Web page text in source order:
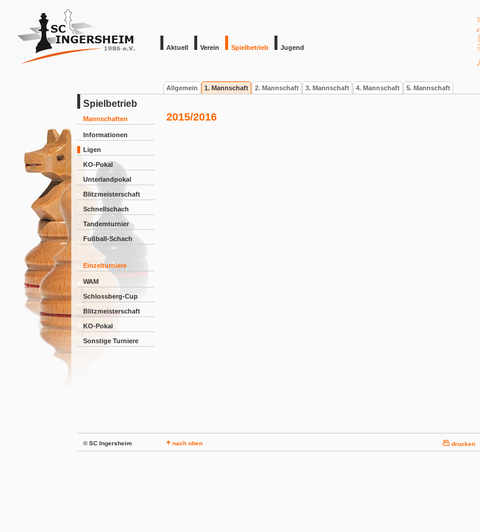
Aktuell Verein Spielbetrieb Jugend
Allgemein 1. Mannschaft 2. Mannschaft 3. Mannschaft 4. Mannschaft 5. Mannschaft
Spielbetrieb
Mannschaften
Informationen
Ligen
KO-Pokal
Unterlandpokal
Blitzmeisterschaft
Schnellschach
Tandemturnier
Fußball-Schach
Einzelturniere
WAM
Schlossberg-Cup
Blitzmeisterschaft
KO-Pokal
Sonstige Turniere
2015/2016
© SC Ingersheim nach oben drucken